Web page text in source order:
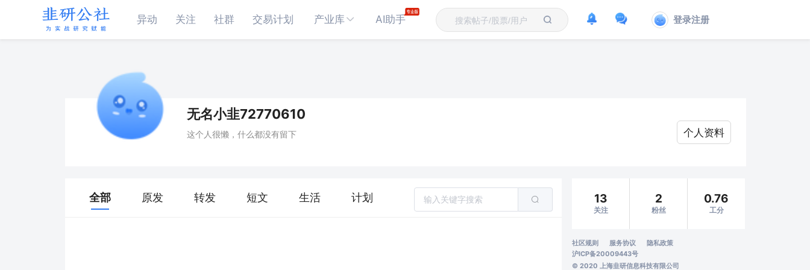
异动 关注 社群 交易计划 产业库 AI助手 登录注册
无名小韭72770610
这个人很懒，什么都没有留下 个人资料
全部 原发 转发 短文 生活 计划 13
关注
2
粉丝
0.76
工分
社区规则 服务协议
隐私政策
沪ICP备20009443号
© 2020 上海韭研信息科技有限公司